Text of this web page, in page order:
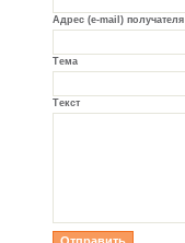
Адрес (e-mail) получателя
Тема
Текст